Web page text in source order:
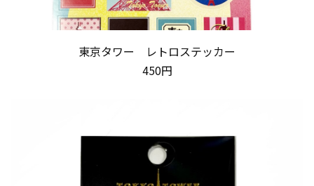
東京タワー レトロステッカー
450円